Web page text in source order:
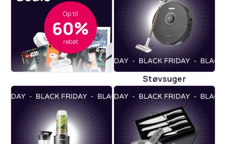
Støvsuger